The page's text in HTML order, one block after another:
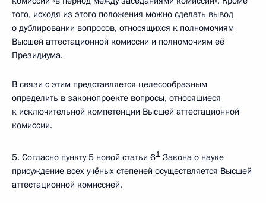
того, исходя из этого положения можно сделать вывод
о дублировании вопросов, относящихся к полномочиям
Высшей аттестационной комиссии и полномочиям её
Президиума.
В связи с этим представляется целесообразным
определить в законопроекте вопросы, относящиеся
к исключительной компетенции Высшей аттестационной
комиссии.
5. Согласно пункту 5 новой статьи 61 Закона о науке
присуждение всех учёных степеней осуществляется Высшей
аттестационной комиссией.